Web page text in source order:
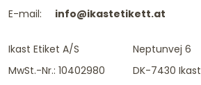
E-mail:
info@ikastetikett.at
Ikast Etiket A/S
MwSt.-Nr.: 10402980
Neptunvej 6
DK-7430 Ikast